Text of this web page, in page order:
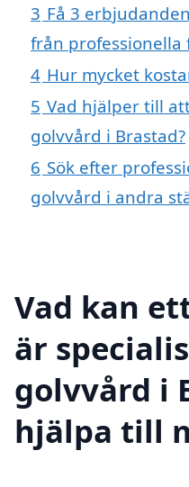
3 Få 3
från professionella
4 Hur mycket
5 Vad hjälper till
golvvård i Brastad?
6 Sök efter
golvvård i andra
Vad kan
är
golvvård i
hjälpa till